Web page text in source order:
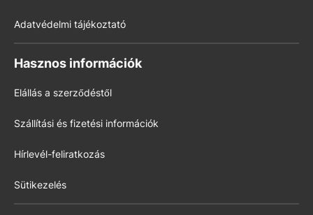
Adatvédelmi tájékoztató
Hasznos információk
Elállás a szerződéstől
Szállítási és fizetési információk
Hírlevél-feliratkozás
Sütikezelés